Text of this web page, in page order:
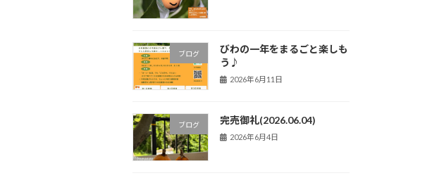
ブログ
びわの一年をまるごと楽しも
う♪
2026年6月11日
ブログ 完売御礼(2026.06.04)
2026年6月4日